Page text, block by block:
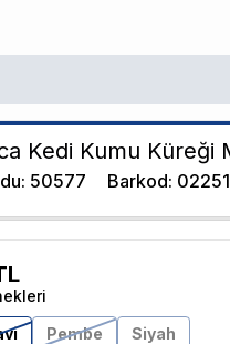
Atakan Petshop, Catit
Kedi Kumu Küreği
: 50577 Barkod:
Pembe Siyah